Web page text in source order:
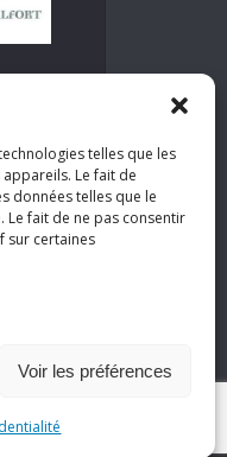
telles que les
Le fait de
données telles que le
Le fait de ne pas consentir
sur certaines
Voir les préférences
l'ARML-IDF